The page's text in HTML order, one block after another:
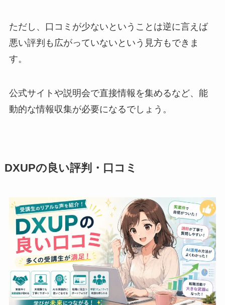
ただし、口コミが少ないということは逆に言えば
悪い評判も広がっていないという見方もできま
す。
公式サイトや説明会で直接情報を集めるなど、能
動的な情報収集が必要になるでしょう。
DXUPの良い評判・口コミ